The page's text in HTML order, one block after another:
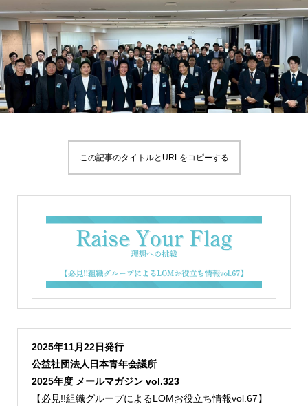
この記事のタイトルとURLをコピーする
2025年11月22日発行
公益社団法人日本青年会議所
2025年度 メールマガジン vol.323
【必見!!組織グループによるLOMお役立ち情報vol.67】